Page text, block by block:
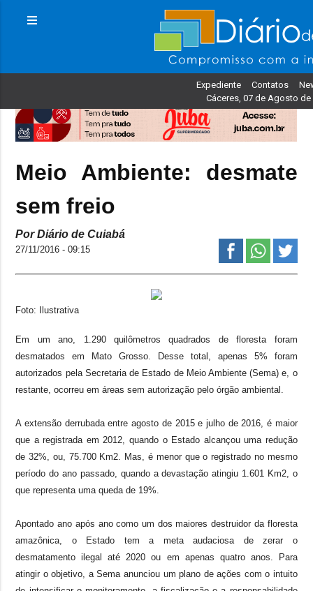
Expediente Contatos
Cáceres, 07 de Agosto de
Meio Ambiente: desmate
sem freio
Por Diário de Cuiabá
27/11/2016 - 09:15
Foto: Ilustrativa
Em um ano, 1.290 quilômetros quadrados de floresta foram
desmatados em Mato Grosso. Desse total, apenas 5% foram
autorizados pela Secretaria de Estado de Meio Ambiente (Sema) e, o
restante, ocorreu em áreas sem autorização pelo órgão ambiental.
A extensão derrubada entre agosto de 2015 e julho de 2016, é maior
que a registrada em 2012, quando o Estado alcançou uma redução
de 32%, ou, 75.700 Km2. Mas, é menor que o registrado no mesmo
período do ano passado, quando a devastação atingiu 1.601 Km2, o
que representa uma queda de 19%.
Apontado ano após ano como um dos maiores destruidor da floresta
amazônica, o Estado tem a meta audaciosa de zerar o
desmatamento ilegal até 2020 ou em apenas quatro anos. Para
atingir o objetivo, a Sema anunciou um plano de ações com o intuito